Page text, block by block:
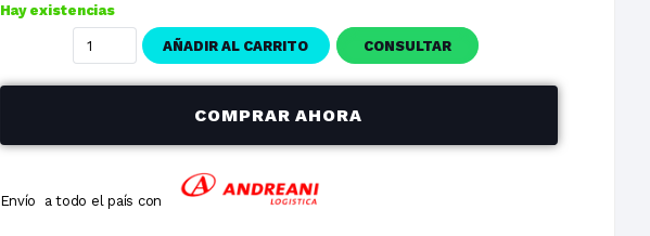
1 cuotas
$103.396,14 $310.188,43
$51.698,07
Hay existencias
AÑADIR AL CARRITO CONSULTAR
COMPRAR AHORA
Envío a todo el país con